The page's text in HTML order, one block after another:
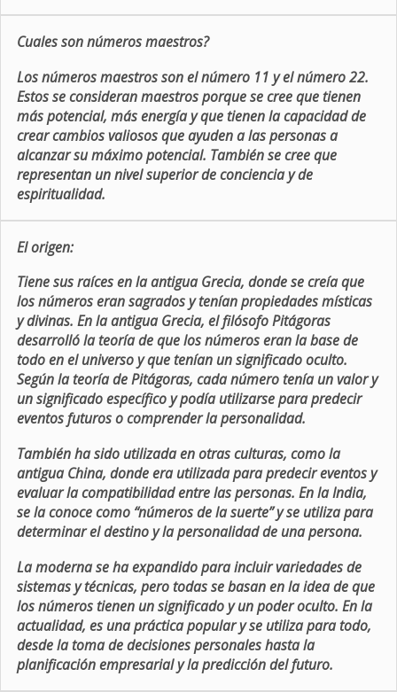
Cuales son números maestros?
Los números maestros son el número 11 y el número 22.
Estos se consideran maestros porque se cree que tienen
más potencial, más energía y que tienen la capacidad de
crear cambios valiosos que ayuden a las personas a
alcanzar su máximo potencial. También se cree que
representan un nivel superior de conciencia y de
espiritualidad.
El origen:
Tiene sus raíces en la antigua Grecia, donde se creía que
los números eran sagrados y tenían propiedades místicas
y divinas. En la antigua Grecia, el filósofo Pitágoras
desarrolló la teoría de que los números eran la base de
todo en el universo y que tenían un significado oculto.
Según la teoría de Pitágoras, cada número tenía un valor y
un significado específico y podía utilizarse para predecir
eventos futuros o comprender la personalidad.
También ha sido utilizada en otras culturas, como la
antigua China, donde era utilizada para predecir eventos y
evaluar la compatibilidad entre las personas. En la India,
se la conoce como “números de la suerte” y se utiliza para
determinar el destino y la personalidad de una persona.
La moderna se ha expandido para incluir variedades de
sistemas y técnicas, pero todas se basan en la idea de que
los números tienen un significado y un poder oculto. En la
actualidad, es una práctica popular y se utiliza para todo,
desde la toma de decisiones personales hasta la
planificación empresarial y la predicción del futuro.